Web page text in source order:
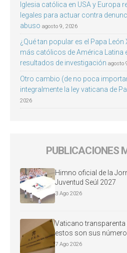
Iglesia católica en USA y Europa
legales para actuar contra
abuso agosto 9, 2026
¿Qué tan popular es el Papa
más católicos de América Latina
resultados de investigación agosto
Otro cambio (de no poca
integralmente la ley vaticana de
2026
PUBLICACIONES
Himno oficial de la
Juventud Seúl 2027
3 Ago 2026
Vaticano
estos son sus
7 Ago 2026